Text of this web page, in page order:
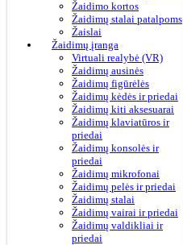
Žaidimo kortos
Žaidimų stalai patalpoms
Žaislai
Žaidimų įranga
Virtuali realybė (VR)
Žaidimų ausinės
Žaidimų figūrėlės
Žaidimų kėdės ir priedai
Žaidimų kiti aksesuarai
Žaidimų klaviatūros ir
priedai
Žaidimų konsolės ir
priedai
Žaidimų mikrofonai
Žaidimų pelės ir priedai
Žaidimų stalai
Žaidimų vairai ir priedai
Žaidimų valdikliai ir
priedai